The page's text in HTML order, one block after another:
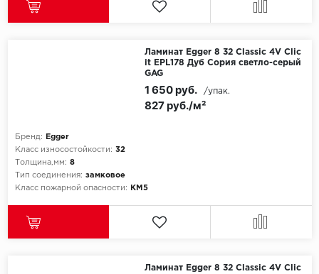
Ламинат Egger 8 32 Classic 4V Clic
it EPL178 Дуб Сория светло-серый
GAG
Бренд:
Egger
Класс износостойкости: 32
Толщина,мм: 8
Тип соединения: замковое
Класс пожарной опасности:
КМ5
827 руб./м²
1 650 руб. /упак.
Ламинат Egger 8 32 Classic 4V Clic